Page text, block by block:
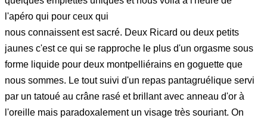
l'apéro qui pour ceux qui
nous connaissent est sacré. Deux Ricard ou deux petits
jaunes c'est ce qui se rapproche le plus d'un orgasme sous
forme liquide pour deux montpelliérains en goguette que
nous sommes. Le tout suivi d'un repas pantagruélique servi
par un tatoué au crâne rasé et brillant avec anneau d'or à
l'oreille mais paradoxalement un visage très souriant. On